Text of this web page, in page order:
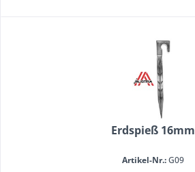
Erdspieß 16mm
Artikel-Nr.:G09